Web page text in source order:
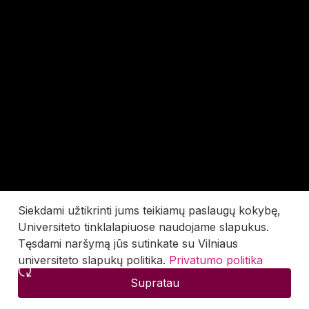
Siekdami užtikrinti jums teikiamų paslaugų kokybę,
Universiteto tinklalapiuose naudojame slapukus.
Tęsdami naršymą jūs sutinkate su Vilniaus
universiteto slapukų politika. Privatumo politika
Supratau